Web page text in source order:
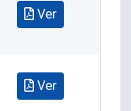
Ver
Ver